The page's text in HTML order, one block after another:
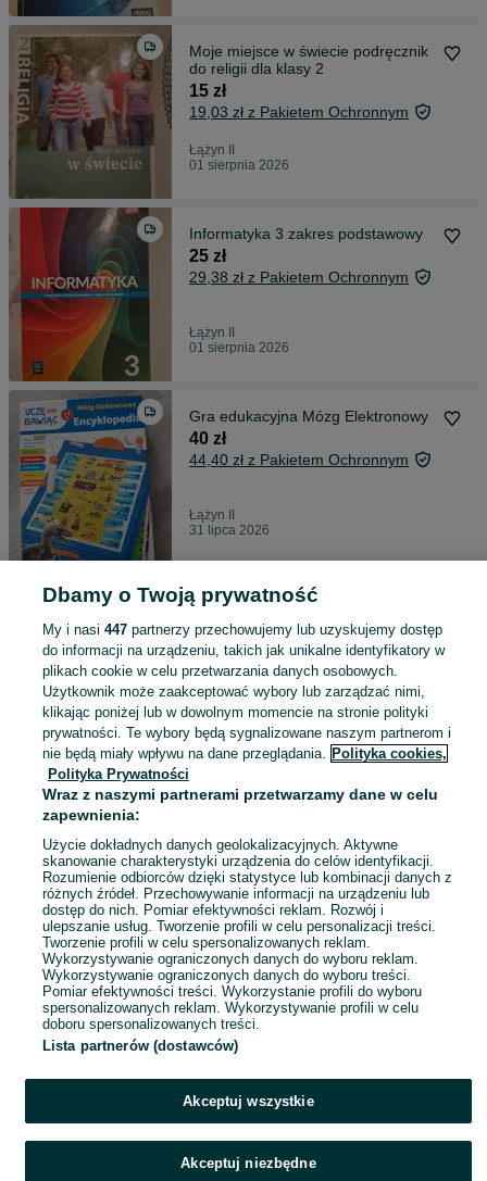
Moje miejsce w świecie podręcznik
do religii dla klasy 2
15 zł
19,03 zł z Pakietem Ochronnym
Łążyn II
01 sierpnia 2026
Informatyka 3 zakres podstawowy
25 zł
29,38 zł z Pakietem Ochronnym
Łążyn II
01 sierpnia 2026
Gra edukacyjna Mózg Elektronowy
40 zł
44,40 zł z Pakietem Ochronnym
Łążyn II
31 lipca 2026
Nowy Parowar idealny na prezent
100 zł
107,99 zł z Pakietem Ochronnym
Łążyn II
30 lipca 2026
120 zł
Łążyn II
28 lipca 2026
1 2
Dbamy o Twoją prywatność
My i nasi 447partnerzy przechowujemy lub uzyskujemy dostęp
do informacji na urządzeniu, takich jak unikalne identyfikatory w
plikach cookie w celu przetwarzania danych osobowych.
Użytkownik może zaakceptować wybory lub zarządzać nimi,
klikając poniżej lub w dowolnym momencie na stronie polityki
prywatności. Te wybory będą sygnalizowane naszym partnerom i
nie będą miały wpływu na dane przeglądania. Polityka cookies,
Polityka Prywatności
Wraz z naszymi partnerami przetwarzamy dane w celu
zapewnienia:
Użycie dokładnych danych geolokalizacyjnych. Aktywne
skanowanie charakterystyki urządzenia do celów identyfikacji.
Rozumienie odbiorców dzięki statystyce lub kombinacji danych z
różnych źródeł. Przechowywanie informacji na urządzeniu lub
dostęp do nich. Pomiar efektywności reklam. Rozwój i
ulepszanie usług. Tworzenie profili w celu personalizacji treści.
Tworzenie profili w celu spersonalizowanych reklam.
Wykorzystywanie ograniczonych danych do wyboru reklam.
Wykorzystywanie ograniczonych danych do wyboru treści.
Pomiar efektywności treści. Wykorzystanie profili do wyboru
spersonalizowanych reklam. Wykorzystywanie profili w celu
doboru spersonalizowanych treści.
Lista partnerów (dostawców)
Akceptuj wszystkie
Akceptuj niezbędne